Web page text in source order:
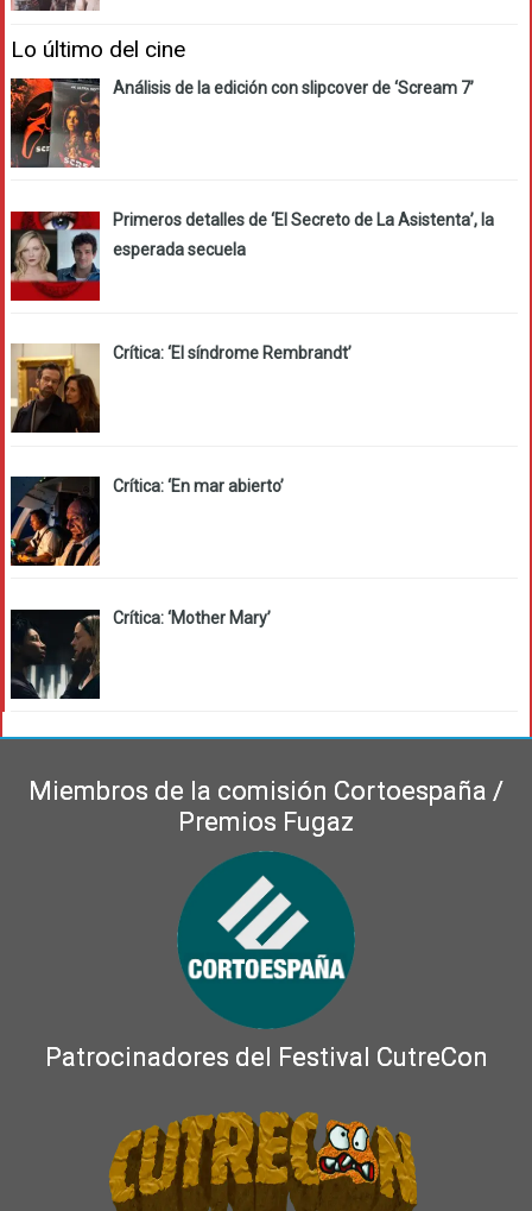
Lo último del cine
Análisis de la edición con slipcover de ‘Scream 7’
Primeros detalles de ‘El Secreto de La Asistenta’, la
esperada secuela
Crítica: ‘El síndrome Rembrandt’
Crítica: ‘En mar abierto’
Crítica: ‘Mother Mary’
Miembros de la comisión Cortoespaña /
Premios Fugaz
Patrocinadores del Festival CutreCon